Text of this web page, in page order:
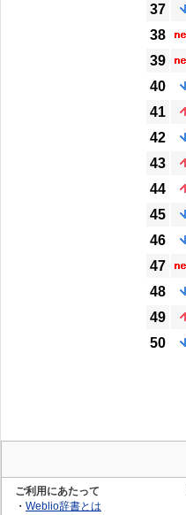
37
38
39
40
41
42
43
44
45
46
47
48
49
50
ご利用にあたって
・ Weblio辞書とは